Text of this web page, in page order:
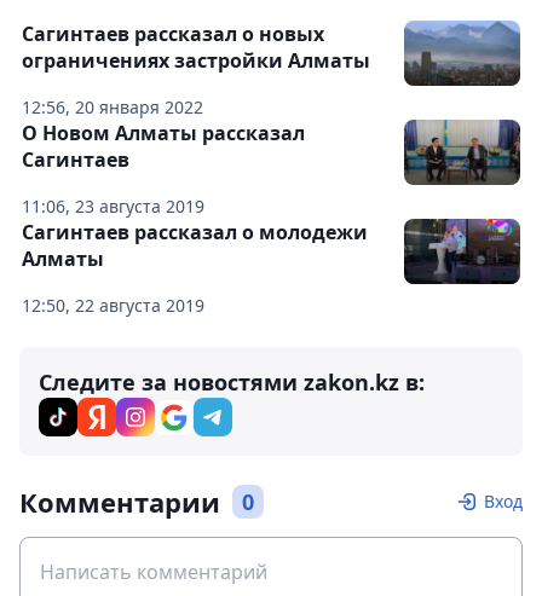
12:56, 20 января 2022
Сагинтаев рассказал о новых
ограничениях застройки Алматы
11:06, 23 августа 2019
О Новом Алматы рассказал
Сагинтаев
12:50, 22 августа 2019
Сагинтаев рассказал о молодежи
Алматы
Следите за новостями zakon.kz в:
Комментарии 0 Вход